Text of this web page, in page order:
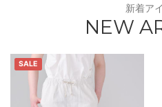
新着ア
NEW
SALE